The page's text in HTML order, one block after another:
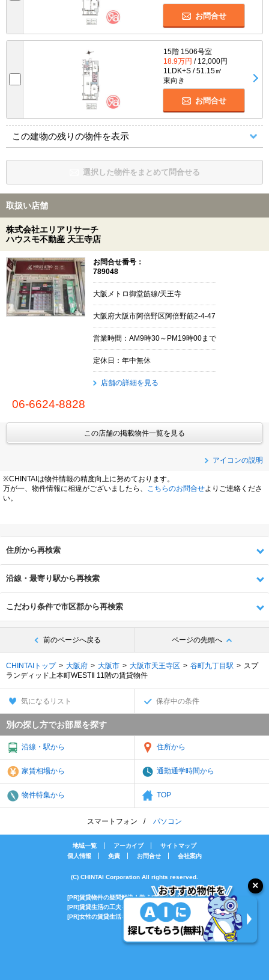
お問合せ
15階 1506号室
18.9万円 / 12,000円
1LDK+S / 51.15㎡
東向き
お問合せ
この建物の残りの物件を表示
選択した物件をまとめて問合せる
取扱い店舗
株式会社エリアリサーチ
ハウスモ不動産 天王寺店
お問合せ番号：
789048
大阪メトロ御堂筋線/天王寺
大阪府大阪市阿倍野区阿倍野筋2-4-47
営業時間：AM9時30～PM19時00まで
定休日：年中無休
店舗の詳細を見る
06-6624-8828
この店舗の掲載物件一覧を見る
アイコンの説明
※CHINTAIは物件情報の精度向上に努めております。
万が一、物件情報に相違がございましたら、
こちらのお問合せよりご連絡くださ
い。
住所から再検索
沿線・最寄り駅から再検索
こだわり条件で市区郡から再検索
前のページへ戻る ページの先頭へ
CHINTAIトップ 大阪府 大阪市 大阪市天王寺区 谷町九丁目駅
スプ
ランディッド上本町WESTⅡ 11階の賃貸物件
気になるリスト 保存中の条件
別の探し方でお部屋を探す
沿線・駅から 住所から
家賃相場から 通勤通学時間から
物件特集から TOP
スマートフォン パソコン
地域一覧 アーカイブ
サイトマップ
個人情報
免責 お問合せ 会社案内
(C) CHINTAI Corporation All rights reserved.
[PR]賃貸物件の疑問解決！教えてエイブルAGENT
[PR]賃貸生活の工夫を紹介！CHINTAI情報局
[PR]女性の賃貸生活を応援！Woman.CHINTAI